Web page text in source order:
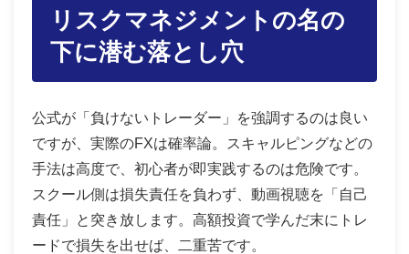
リスクマネジメントの名の
下に潜む落とし穴
公式が「負けないトレーダー」を強調するのは良い
ですが、実際のFXは確率論。スキャルピングなどの
手法は高度で、初心者が即実践するのは危険です。
スクール側は損失責任を負わず、動画視聴を「自己
責任」と突き放します。高額投資で学んだ末にトレ
ードで損失を出せば、二重苦です。